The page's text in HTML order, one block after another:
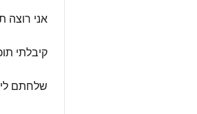
אני
קיבלתי
שלחתם לי